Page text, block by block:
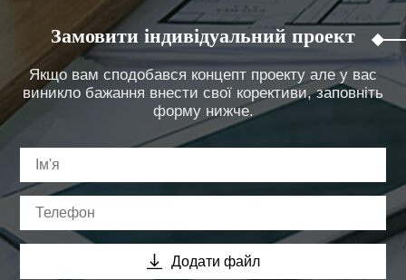
Замовити індивідуальний проект
Якщо вам сподобався концепт проекту але у вас
виникло бажання внести свої корективи, заповніть
форму нижче.
Додати файл